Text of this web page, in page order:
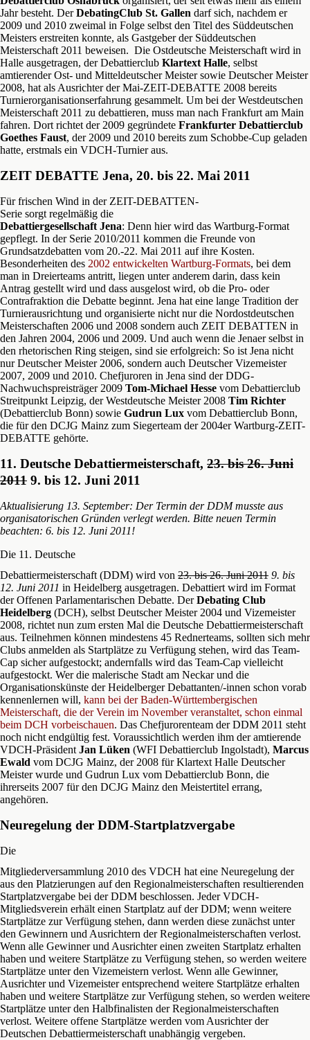
Jahr besteht. DerDebatingClub St. Gallen darf sich, nachdem er
2009 und 2010 zweimal in Folge selbst den Titel des Süddeutschen
Meisters erstreiten konnte, als Gastgeber der Süddeutschen
Meisterschaft 2011 beweisen. Die Ostdeutsche Meisterschaft wird in
Halle ausgetragen, der Debattierclub Klartext Halle, selbst
amtierender Ost- und Mitteldeutscher Meister sowie Deutscher Meister
2008, hat als Ausrichter der Mai-ZEIT-DEBATTE 2008 bereits
Turnierorganisationserfahrung gesammelt. Um bei der Westdeutschen
Meisterschaft 2011 zu debattieren, muss man nach Frankfurt am Main
fahren. Dort richtet der 2009 gegründete Frankfurter Debattierclub
Goethes Faust, der 2009 und 2010 bereits zum Schobbe-Cup geladen
hatte, erstmals ein VDCH-Turnier aus.
ZEIT DEBATTE Jena, 20. bis 22. Mai 2011
Für frischen Wind in der ZEIT-DEBATTEN-
Serie sorgt regelmäßig die
Debattiergesellschaft Jena: Denn hier wird das Wartburg-Format
gepflegt. In der Serie 2010/2011 kommen die Freunde von
Grundsatzdebatten vom 20.-22. Mai 2011 auf ihre Kosten.
Besonderheiten des 2002 entwickelten Wartburg-Formats, bei dem
man in Dreierteams antritt, liegen unter anderem darin, dass kein
Antrag gestellt wird und dass ausgelost wird, ob die Pro- oder
Contrafraktion die Debatte beginnt. Jena hat eine lange Tradition der
Turnierausrichtung und organisierte nicht nur die Nordostdeutschen
Meisterschaften 2006 und 2008 sondern auch ZEIT DEBATTEN in
den Jahren 2004, 2006 und 2009. Und auch wenn die Jenaer selbst in
den rhetorischen Ring steigen, sind sie erfolgreich: So ist Jena nicht
nur Deutscher Meister 2006, sondern auch Deutscher Vizemeister
2007, 2009 und 2010. Chefjuroren in Jena sind der DDG-
Nachwuchspreisträger 2009 Tom-Michael Hesse vom Debattierclub
Streitpunkt Leipzig, der Westdeutsche Meister 2008 Tim Richter
(Debattierclub Bonn) sowie Gudrun Lux vom Debattierclub Bonn,
die für den DCJG Mainz zum Siegerteam der 2004er Wartburg-ZEIT-
DEBATTE gehörte.
11. Deutsche Debattiermeisterschaft, 23. bis 26. Juni
2011 9. bis 12. Juni 2011
Aktualisierung 13. September: Der Termin der DDM musste aus
organisatorischen Gründen verlegt werden. Bitte neuen Termin
beachten: 6. bis 12. Juni 2011!
Die 11. Deutsche
Debattiermeisterschaft (DDM) wird von 23. bis 26. Juni 2011 9. bis
12. Juni 2011 in Heidelberg ausgetragen. Debattiert wird im Format
der Offenen Parlamentarischen Debatte. DerDebating Club
Heidelberg (DCH), selbst Deutscher Meister 2004 und Vizemeister
2008, richtet nun zum ersten Mal die Deutsche Debattiermeisterschaft
aus. Teilnehmen können mindestens 45 Rednerteams, sollten sich mehr
Clubs anmelden als Startplätze zu Verfügung stehen, wird das Team-
Cap sicher aufgestockt; andernfalls wird das Team-Cap vielleicht
aufgestockt. Wer die malerische Stadt am Neckar und die
Organisationskünste der Heidelberger Debattanten/-innen schon vorab
kennenlernen will, kann bei der Baden-Württembergischen
Meisterschaft, die der Verein im November veranstaltet, schon einmal
beim DCH vorbeischauen. Das Chefjurorenteam der DDM 2011 steht
noch nicht endgültig fest. Voraussichtlich werden ihm der amtierende
VDCH-Präsident Jan Lüken (WFI Debattierclub Ingolstadt), Marcus
Ewald vom DCJG Mainz, der 2008 für Klartext Halle Deutscher
Meister wurde und Gudrun Lux vom Debattierclub Bonn, die
ihrerseits 2007 für den DCJG Mainz den Meistertitel errang,
angehören.
Neuregelung der DDM-Startplatzvergabe
Die
Mitgliederversammlung 2010 des VDCH hat eine Neuregelung der
aus den Platzierungen auf den Regionalmeisterschaften resultierenden
Startplatzvergabe bei der DDM beschlossen. Jeder VDCH-
Mitgliedsverein erhält einen Startplatz auf der DDM; wenn weitere
Startplätze zur Verfügung stehen, dann werden diese zunächst unter
den Gewinnern und Ausrichtern der Regionalmeisterschaften verlost.
Wenn alle Gewinner und Ausrichter einen zweiten Startplatz erhalten
haben und weitere Startplätze zu Verfügung stehen, so werden weitere
Startplätze unter den Vizemeistern verlost. Wenn alle Gewinner,
Ausrichter und Vizemeister entsprechend weitere Startplätze erhalten
haben und weitere Startplätze zur Verfügung stehen, so werden weitere
Startplätze unter den Halbfinalisten der Regionalmeisterschaften
verlost. Weitere offene Startplätze werden vom Ausrichter der
Deutschen Debattiermeisterschaft unabhängig vergeben.